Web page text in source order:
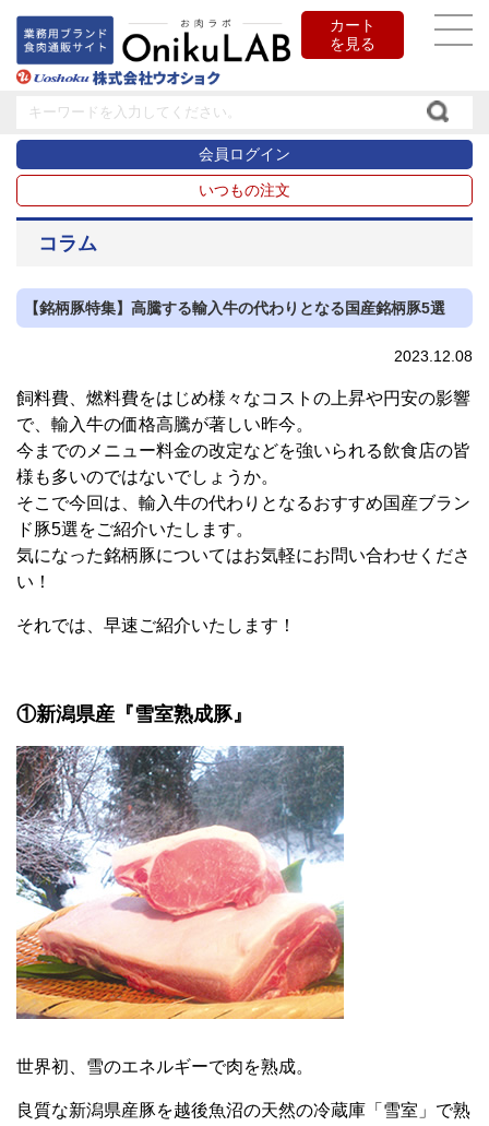
カート
を見る
会員ログイン
いつもの注文
コラム
【銘柄豚特集】高騰する輸入牛の代わりとなる国産銘柄豚5選
2023.12.08
飼料費、燃料費をはじめ様々なコストの上昇や円安の影響
で、輸入牛の価格高騰が著しい昨今。
今までのメニュー料金の改定などを強いられる飲食店の皆
様も多いのではないでしょうか。
そこで今回は、輸入牛の代わりとなるおすすめ国産ブラン
ド豚5選をご紹介いたします。
気になった銘柄豚についてはお気軽にお問い合わせくださ
い！
それでは、早速ご紹介いたします！
①新潟県産『雪室熟成豚』
世界初、雪のエネルギーで肉を熟成。
良質な新潟県産豚を越後魚沼の天然の冷蔵庫「雪室」で熟